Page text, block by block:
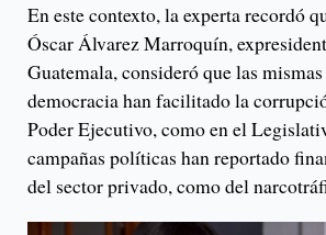
En este contexto, la experta recordó
Óscar Álvarez Marroquín,
Guatemala, consideró que las
democracia han facilitado la
Poder Ejecutivo, como en el
campañas políticas han reportado
del sector privado, como del